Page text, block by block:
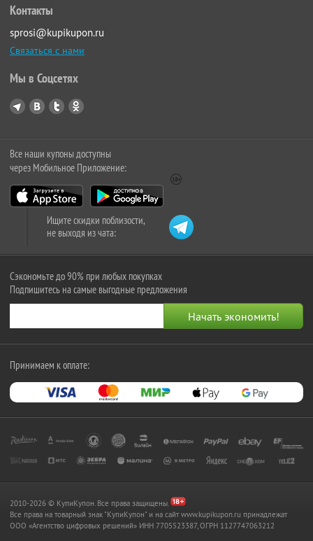
Контакты
sprosi@kupikupon.ru
Связаться с нами
Мы в Соцсетях
Все наши купоны доступны
через Мобильное Приложение:
Ищите скидки поблизости,
не выходя из чата:
Сэкономьте до 90% при любых покупках
Подпишитесь на самые выгодные предложения
Принимаем к оплате:
2010-2026 © КупиКупон. Все права защищены.
Все права на товарный знак "КупиКупон" и на сайт www.kupikupon.ru принадлежат
OOO «Агентство цифровых решений» ИНН 7705523387, ОГРН 1127747063212